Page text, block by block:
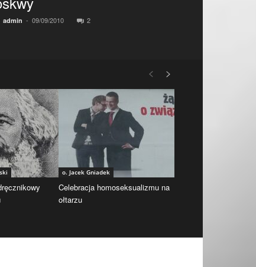
admin - 09/09/2010 2
o. Jacek Gniadek
Celebracja homoseksualizmu na
ołtarzu